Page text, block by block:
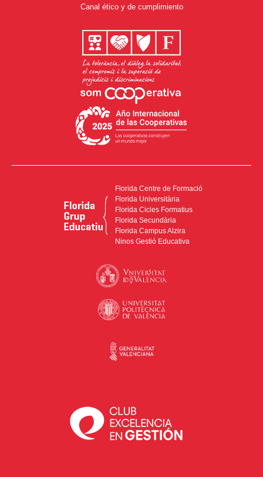
Canal ético y de cumplimiento
Florida Centre de Formació
Florida Universitària
Florida Cicles Formatius
Florida Secundària
Florida Campus Alzira
Ninos Gestió Educativa